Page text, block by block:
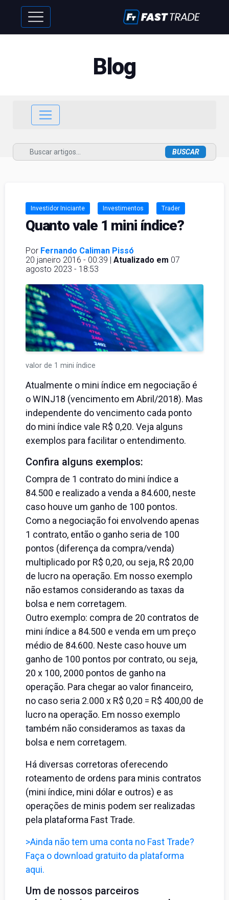
Blog
Investidor Iniciante Investimentos Trader
Quanto vale 1 mini índice?
Por Fernando Caliman Pissó
20 janeiro 2016 - 00:39 | Atualizado em 07
agosto 2023 - 18:53
valor de 1 mini índice
Atualmente o mini índice em negociação é
o WINJ18 (vencimento em Abril/2018). Mas
independente do vencimento cada ponto
do mini índice vale R$ 0,20. Veja alguns
exemplos para facilitar o entendimento.
Confira alguns exemplos:
Compra de 1 contrato do mini índice a
84.500 e realizado a venda a 84.600, neste
caso houve um ganho de 100 pontos.
Como a negociação foi envolvendo apenas
1 contrato, então o ganho seria de 100
pontos (diferença da compra/venda)
multiplicado por R$ 0,20, ou seja, R$ 20,00
de lucro na operação. Em nosso exemplo
não estamos considerando as taxas da
bolsa e nem corretagem.
Outro exemplo: compra de 20 contratos de
mini índice a 84.500 e venda em um preço
médio de 84.600. Neste caso houve um
ganho de 100 pontos por contrato, ou seja,
20 x 100, 2000 pontos de ganho na
operação. Para chegar ao valor financeiro,
no caso seria 2.000 x R$ 0,20 = R$ 400,00 de
lucro na operação. Em nosso exemplo
também não consideramos as taxas da
bolsa e nem corretagem.
Há diversas corretoras oferecendo
roteamento de ordens para minis contratos
(mini índice, mini dólar e outros) e as
operações de minis podem ser realizadas
pela plataforma Fast Trade.
>Ainda não tem uma conta no Fast Trade?
Faça o download gratuito da plataforma
aqui.
Um de nossos parceiros